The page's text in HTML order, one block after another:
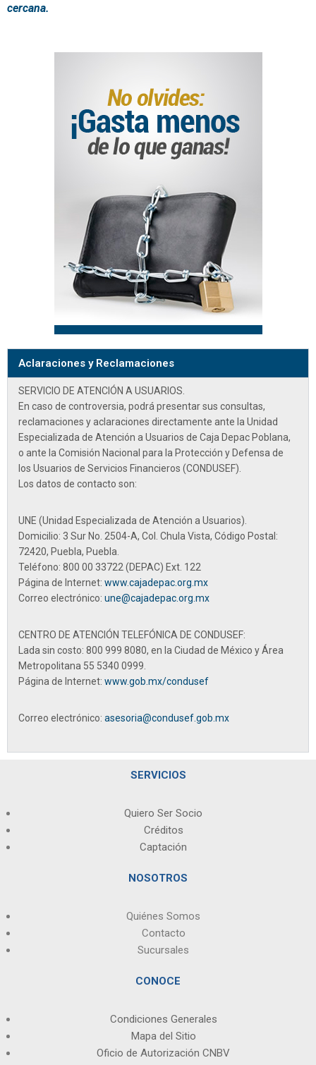
cercana.
Aclaraciones y Reclamaciones
SERVICIO DE ATENCIÓN A USUARIOS.
En caso de controversia, podrá presentar sus consultas,
reclamaciones y aclaraciones directamente ante la Unidad
Especializada de Atención a Usuarios de Caja Depac Poblana,
o ante la Comisión Nacional para la Protección y Defensa de
los Usuarios de Servicios Financieros (CONDUSEF).
Los datos de contacto son:
UNE (Unidad Especializada de Atención a Usuarios).
Domicilio: 3 Sur No. 2504-A, Col. Chula Vista, Código Postal:
72420, Puebla, Puebla.
Teléfono: 800 00 33722 (DEPAC) Ext. 122
Página de Internet: www.cajadepac.org.mx
Correo electrónico: une@cajadepac.org.mx
CENTRO DE ATENCIÓN TELEFÓNICA DE CONDUSEF:
Lada sin costo: 800 999 8080, en la Ciudad de México y Área
Metropolitana 55 5340 0999.
Página de Internet: www.gob.mx/condusef
Correo electrónico: asesoria@condusef.gob.mx
SERVICIOS
Quiero Ser Socio
Créditos
Captación
NOSOTROS
Quiénes Somos
Contacto
Sucursales
CONOCE
Condiciones Generales
Mapa del Sitio
Oficio de Autorización CNBV